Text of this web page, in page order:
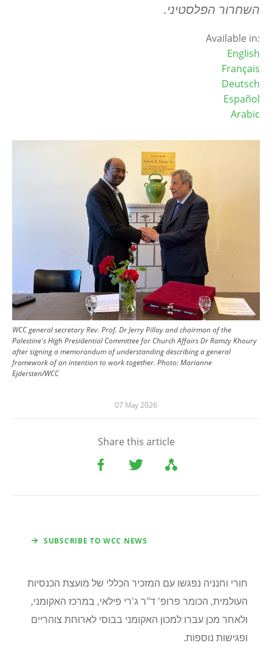
השחרור הפלסטיני.
Available in:
English
Français
Deutsch
Español
Arabic
WCC general secretary Rev. Prof. Dr Jerry Pillay and chairman of the
Palestine's High Presidential Committee for Church Affairs Dr Ramzy Khoury
after signing a memorandum of understanding describing a general
framework of an intention to work together. Photo:Marianne
Ejdersten/WCC
07 May 2026
Share this article
SUBSCRIBE TO WCC NEWS
חורי וחנניה נפגשו עם המזכיר הכללי של מועצת הכנסיות
העולמית, הכומר פרופ' ד"ר ג'רי פילאי, במרכז האקומני,
ולאחר מכן עברו למכון האקומני בבוסי לארוחת צוהריים
ופגישות נוספות.